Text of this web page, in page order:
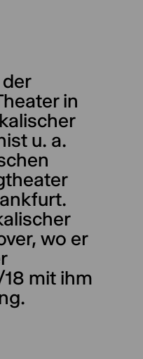
in
u. a.
wo er
mit ihm